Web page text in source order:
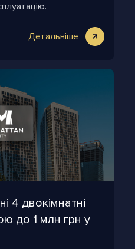
Детальніше
4 двокімнатні
до 1 млн грн у